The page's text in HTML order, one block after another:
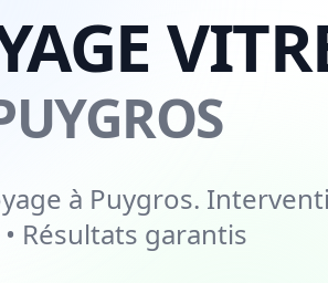
à Puygros.
Résultats garantis